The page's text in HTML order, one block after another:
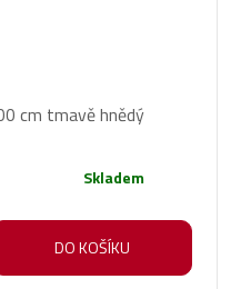
cm tmavě hnědý
Skladem
DO KOŠÍKU